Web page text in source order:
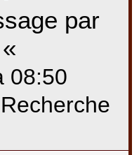
par
«
08:50
Recherche